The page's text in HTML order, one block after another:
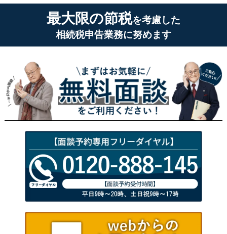
最大限の節税を考慮した
相続税申告業務に努めます